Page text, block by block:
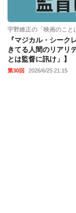
宇野維正の「映画のこと
『マジカル・シーク
きてる人間のリアリ
とは監督に訊け」】
第30回 2026/6/25 21:15